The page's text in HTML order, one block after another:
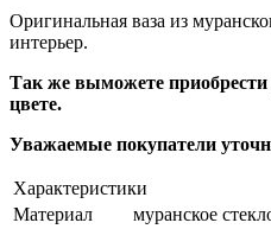
Оригинальная ваза из
интерьер.
Так же выможете приобрести
цвете.
Уважаемые покупатели
Характеристики
Материал
муранское